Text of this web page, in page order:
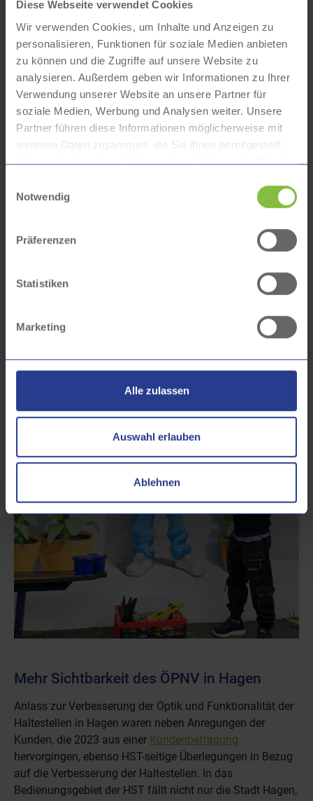
Diese Webseite verwendet Cookies
Wir verwenden Cookies, um Inhalte und Anzeigen zu
personalisieren, Funktionen für soziale Medien anbieten
zu können und die Zugriffe auf unsere Website zu
analysieren. Außerdem geben wir Informationen zu Ihrer
Verwendung unserer Website an unsere Partner für
soziale Medien, Werbung und Analysen weiter. Unsere
Partner führen diese Informationen möglicherweise mit
weiteren Daten zusammen, die Sie ihnen bereitgestellt
haben oder die sie im Rahmen Ihrer Nutzung der Dienste
Notwendig
Präferenzen
Statistiken
Marketing
Alle zulassen
Auswahl erlauben
Ablehnen
Mehr Sichtbarkeit des ÖPNV in Hagen
Anlass zur Verbesserung der Optik und Funktionalität der
Haltestellen in Hagen waren neben Anregungen der
Kunden, die 2023 aus einer Kundenbefragung
hervorgingen, ebenso HST-seitige Überlegungen in Bezug
auf die Verbesserung der Haltestellen. In das
Bedienungsgebiet der HST fällt nicht nur die Stadt Hagen,